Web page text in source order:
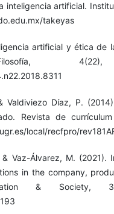
inteligencia artificial.
takeyas
artificial y ética de
4(22),
Díaz, P.
Revista de
local/recfpro/
Vaz-Álvarez, M. (2021).
in the company,
& Society,